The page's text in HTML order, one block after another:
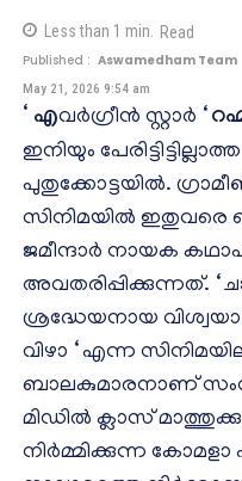
Less than 1 min. Read
Published : Aswamedham Team
May 21, 2026 9:54 am
‘ എവർഗ്രീൻ സ്റ്റാർ ‘
ഇനിയും
പുതുക്കോട്ടയിൽ.
സിനിമയിൽ ഇതുവരെ
ജമീന്ദാർ നായക
അവതരിപ്പിക്കുന്നത്. ‘
ശ്രദ്ധേയനായ
വിഴാ ‘ എന്ന
ബാലകുമാരനാണ്
മിഡിൽ ക്ലാസ്
നിർമ്മിക്കുന്ന കോമളാ